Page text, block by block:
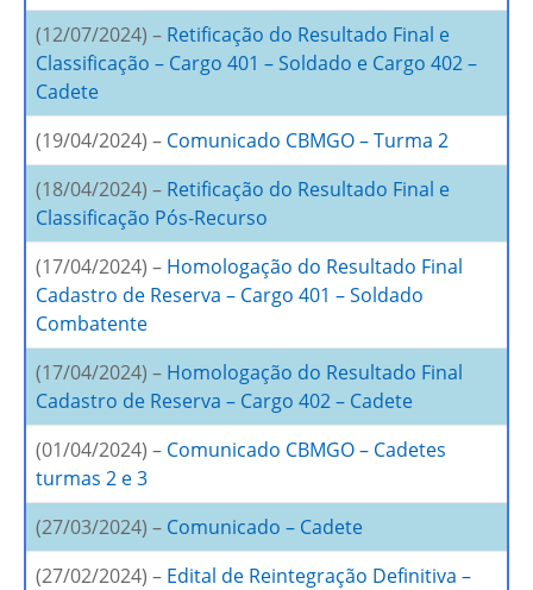
(12/07/2024) – Retificação do Resultado Final e
Classificação – Cargo 401 – Soldado e Cargo 402 –
Cadete
(19/04/2024) – Comunicado CBMGO – Turma 2
(18/04/2024) – Retificação do Resultado Final e
Classificação Pós-Recurso
(17/04/2024) – Homologação do Resultado Final
Cadastro de Reserva – Cargo 401 – Soldado
Combatente
(17/04/2024) – Homologação do Resultado Final
Cadastro de Reserva – Cargo 402 – Cadete
(01/04/2024) – Comunicado CBMGO – Cadetes
turmas 2 e 3
(27/03/2024) – Comunicado – Cadete
(27/02/2024) – Edital de Reintegração Definitiva –